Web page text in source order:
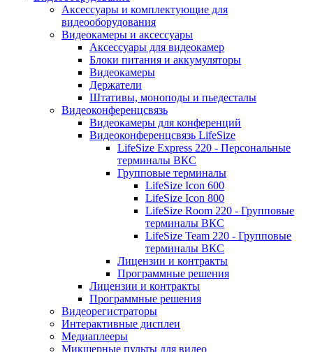
Аксессуары и комплектующие для
видеооборудования
Видеокамеры и аксессуары
Аксессуары для видеокамер
Блоки питания и аккумуляторы
Видеокамеры
Держатели
Штативы, моноподы и пьедесталы
Видеоконференцсвязь
Видеокамеры для конференций
Видеоконференцсвязь LifeSize
LifeSize Express 220 - Персональные
терминалы ВКС
Групповые терминалы
LifeSize Icon 600
LifeSize Icon 800
LifeSize Room 220 - Групповые
терминалы ВКС
LifeSize Team 220 - Групповые
терминалы ВКС
Лицензии и контракты
Программные решения
Лицензии и контракты
Программные решения
Видеорегистраторы
Интерактивные дисплеи
Медиаплееры
Микшерные пульты для видео